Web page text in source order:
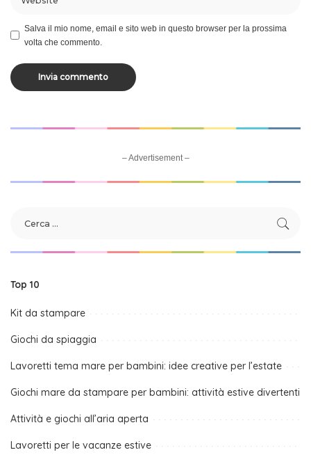
Salva il mio nome, email e sito web in questo browser per la prossima
volta che commento.
– Advertisement –
Top 10
Kit da stampare
Giochi da spiaggia
Lavoretti tema mare per bambini: idee creative per l’estate
Giochi mare da stampare per bambini: attività estive divertenti
Attività e giochi all’aria aperta
Lavoretti per le vacanze estive